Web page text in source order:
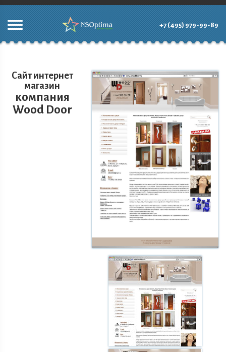
+7 (495) 979-99-89
Сайт интернет
магазин
компания
Wood Door